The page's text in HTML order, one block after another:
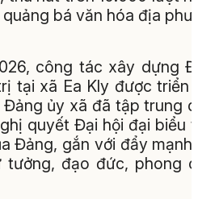
bá văn hóa địa
công tác xây dựng
tại xã Ea Kly được triển
ủy xã đã tập trung
quyết Đại hội đại biểu
Đảng, gắn với đẩy mạnh
đạo đức, phong